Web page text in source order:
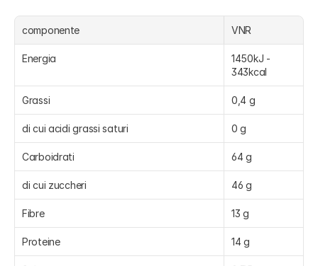
componente VNR
Energia
1450kJ -
343kcal
Grassi 0,4 g
di cui acidi grassi saturi 0 g
Carboidrati 64 g
di cui zuccheri 46 g
Fibre 13 g
Proteine 14 g